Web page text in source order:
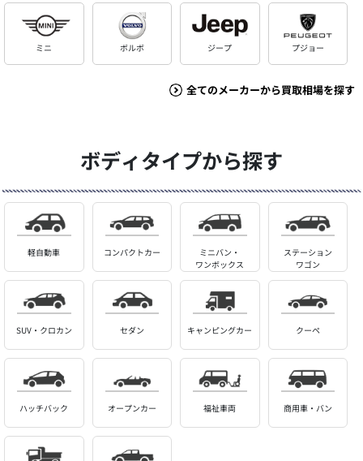
ミニ ボルボ ジープ プジョー
全てのメーカーから買取相場を探す
ボディタイプから探す
軽自動車 コンパクトカー
ミニバン・
ワンボックス
ステーション
ワゴン
SUV・クロカン セダン キャンピングカー クーペ
ハッチバック オープンカー 福祉車両 商用車・バン